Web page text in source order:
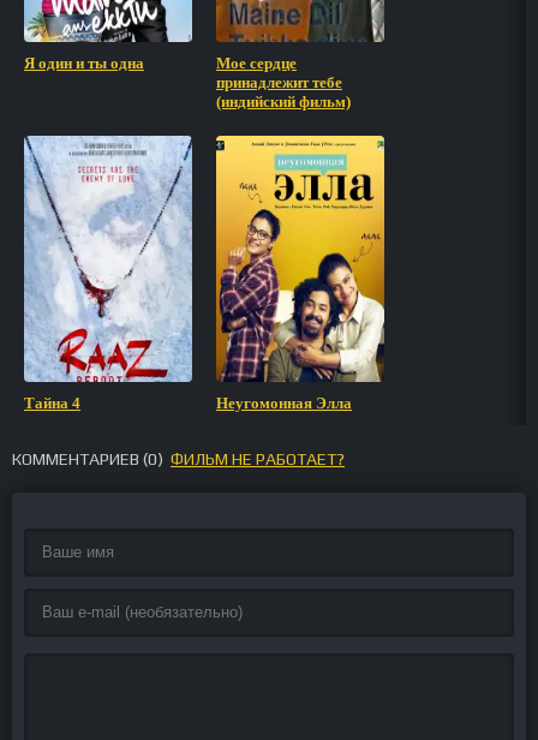
Я один и ты одна
Мое сердце
принадлежит тебе
(индийский фильм)
Тайна 4 Неугомонная Элла
КОММЕНТАРИЕВ (0) ФИЛЬМ НЕ РАБОТАЕТ?